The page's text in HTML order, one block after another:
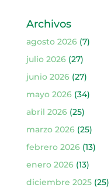
Archivos
agosto 2026(7)
julio 2026(27)
junio 2026(27)
mayo 2026(34)
abril 2026(25)
marzo 2026(25)
febrero 2026(13)
enero 2026(13)
diciembre 2025(25)